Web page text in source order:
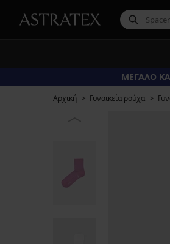
ΜΕΓΑΛΟ
Αρχική Γυναικεία ρούχα